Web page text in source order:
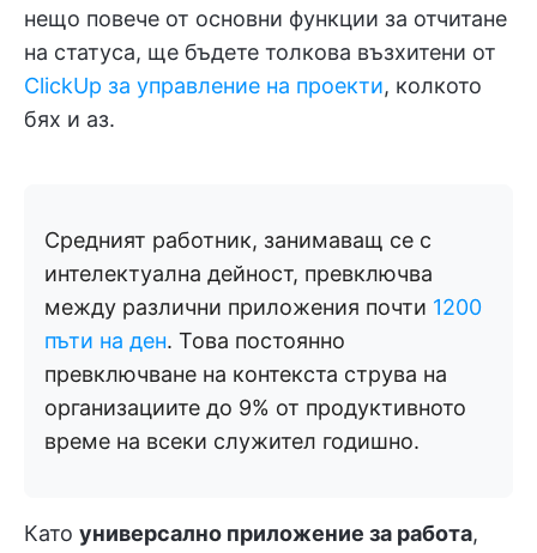
нещо повече от основни функции за отчитане
на статуса, ще бъдете толкова възхитени от
ClickUp за управление на проекти, колкото
бях и аз.
Средният работник, занимаващ се с
интелектуална дейност, превключва
между различни приложения почти 1200
пъти на ден. Това постоянно
превключване на контекста струва на
организациите до 9% от продуктивното
време на всеки служител годишно.
Като универсално приложение за работа,